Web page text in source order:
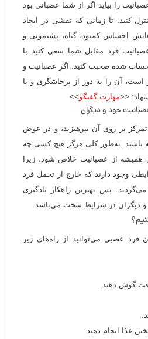
را بیاید اگر از شما عصبانی بود
کنید. تا زمانی که نقشی در ایجاد
احساس کمبود، گناه، پشیمونی و
فرد مقابل شما سعی کنید با
شده صحبت کنید. اگر عصبانیت و
است، آن را به دور از پرخاشگری و با
<<مهارت گفتگو>>
خود و دیگران
بر روی آن بپرهیزید، و در عوض
به‌طور کلی هرگز هیچ کسی چه
از عصبانیت خلاص شود، زیرا
وجود دارند که خارج از تحمل فرد
پس بهترین راهکار یادگیری
و دیگران در شرایط سخت می‌باشد.
فرد عصبی می‌توانید از راه‌های زیر
گوش دهید.
غذا انجام دهید.